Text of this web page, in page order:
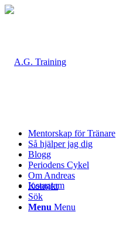
Instagram
Mentorskap för Tränare
Så hjälper jag dig
Blogg
Periodens Cykel
Om Andreas
Kontakt
Sök
Menu Menu